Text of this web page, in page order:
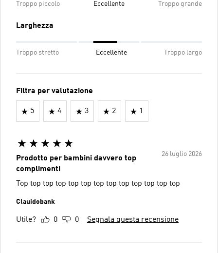
Troppo piccolo Eccellente Troppo grande
Larghezza
Troppo stretto Eccellente Troppo largo
Filtra per valutazione
5 4 3 2 1
26 luglio 2026
Prodotto per bambini davvero top
complimenti
Top top top top top top top top top top top top top
Clauidobank
Utile? 0 0 Segnala questa recensione